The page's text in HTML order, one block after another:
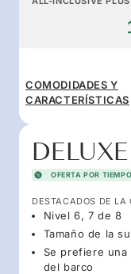
COMODIDADES Y
CARACTERÍSTICAS
OFERTA POR
DESTACADOS DE LA
Nivel 6, 7 de 8
Tamaño de la
Se prefiere
del barco